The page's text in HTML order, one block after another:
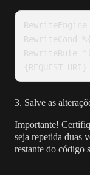
RewriteEngine
RewriteCond
RewriteRule
3. Salve as
Importante!
seja repetida duas
restante do código